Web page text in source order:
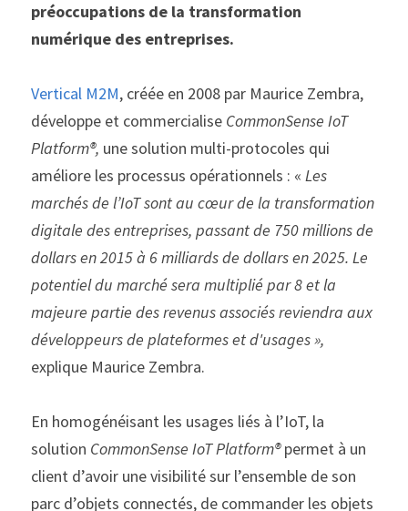
préoccupations de la transformation
numérique des entreprises.
Vertical M2M, créée en 2008 par Maurice Zembra,
développe et commercialise CommonSense IoT
Platform®, une solution multi-protocoles qui
améliore les processus opérationnels : « Les
marchés de l’IoT sont au cœur de la transformation
digitale des entreprises, passant de 750 millions de
dollars en 2015 à 6 milliards de dollars en 2025. Le
potentiel du marché sera multiplié par 8 et la
majeure partie des revenus associés reviendra aux
explique Maurice Zembra.
En homogénéisant les usages liés à l’IoT, la
solution CommonSense IoT Platform® permet à un
client d’avoir une visibilité sur l’ensemble de son
parc d’objets connectés, de commander les objets